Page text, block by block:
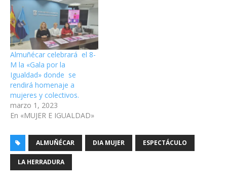
Almuñécar celebrará el 8-
M la «Gala por la
Igualdad» donde se
rendirá homenaje a
mujeres y colectivos.
marzo 1, 2023
En «MUJER E IGUALDAD»
ALMUÑÉCAR DIA MUJER ESPECTÁCULO
LA HERRADURA